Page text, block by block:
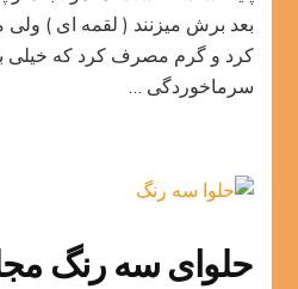
بعد برش میزنند ( لقمه ای )
کرد و گرم مصرف کرد که خیلی
سرماخوردگی …
حلوای سه رنگ